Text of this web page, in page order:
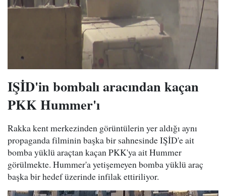
IŞİD'in bombalı aracından kaçan
PKK Hummer'ı
Rakka kent merkezinden görüntülerin yer aldığı aynı
propaganda filminin başka bir sahnesinde IŞİD'e ait
bomba yüklü araçtan kaçan PKK'ya ait Hummer
görülmekte. Hummer'a yetişemeyen bomba yüklü araç
başka bir hedef üzerinde infilak ettiriliyor.